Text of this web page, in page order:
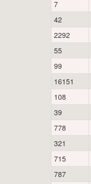
7
42
2292
55
99
16151
108
39
778
321
715
787